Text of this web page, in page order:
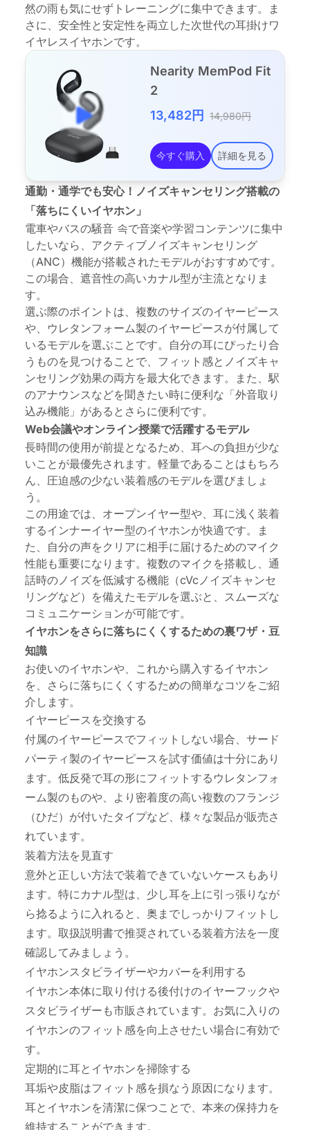
然の雨も気にせずトレーニングに集中できます。ま
さに、安全性と安定性を両立した次世代の耳掛けワ
イヤレスイヤホンです。
Nearity MemPod Fit
2
13,482円
14,980円
今すぐ購入 詳細を見る
通勤・通学でも安心！ノイズキャンセリング搭載の
「落ちにくいイヤホン」
電車やバスの騒音 속で音楽や学習コンテンツに集中
したいなら、アクティブノイズキャンセリング
（ANC）機能が搭載されたモデルがおすすめです。
この場合、遮音性の高いカナル型が主流となりま
す。
選ぶ際のポイントは、複数のサイズのイヤーピース
や、ウレタンフォーム製のイヤーピースが付属して
いるモデルを選ぶことです。自分の耳にぴったり合
うものを見つけることで、フィット感とノイズキャ
ンセリング効果の両方を最大化できます。また、駅
のアナウンスなどを聞きたい時に便利な「外音取り
込み機能」があるとさらに便利です。
Web会議やオンライン授業で活躍するモデル
長時間の使用が前提となるため、耳への負担が少な
いことが最優先されます。軽量であることはもちろ
ん、圧迫感の少ない装着感のモデルを選びましょ
う。
この用途では、オープンイヤー型や、耳に浅く装着
するインナーイヤー型のイヤホンが快適です。ま
た、自分の声をクリアに相手に届けるためのマイク
性能も重要になります。複数のマイクを搭載し、通
話時のノイズを低減する機能（cVcノイズキャンセ
リングなど）を備えたモデルを選ぶと、スムーズな
コミュニケーションが可能です。
イヤホンをさらに落ちにくくするための裏ワザ・豆
知識
お使いのイヤホンや、これから購入するイヤホン
を、さらに落ちにくくするための簡単なコツをご紹
介します。
イヤーピースを交換する
付属のイヤーピースでフィットしない場合、サード
パーティ製のイヤーピースを試す価値は十分にあり
ます。低反発で耳の形にフィットするウレタンフォ
ーム製のものや、より密着度の高い複数のフランジ
（ひだ）が付いたタイプなど、様々な製品が販売さ
れています。
装着方法を見直す
意外と正しい方法で装着できていないケースもあり
ます。特にカナル型は、少し耳を上に引っ張りなが
ら捻るように入れると、奥までしっかりフィットし
ます。取扱説明書で推奨されている装着方法を一度
確認してみましょう。
イヤホンスタビライザーやカバーを利用する
イヤホン本体に取り付ける後付けのイヤーフックや
スタビライザーも市販されています。お気に入りの
イヤホンのフィット感を向上させたい場合に有効で
す。
定期的に耳とイヤホンを掃除する
耳垢や皮脂はフィット感を損なう原因になります。
耳とイヤホンを清潔に保つことで、本来の保持力を
維持することができます。